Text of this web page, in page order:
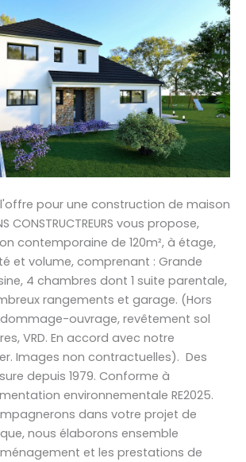
pour une construction de maison
CONSTRUCTREURS vous propose,
contemporaine de 120m², à étage,
et volume, comprenant : Grande
4 chambres dont 1 suite parentale,
rangements et garage. (Hors
ouvrage, revêtement sol
VRD. En accord avec notre
Images non contractuelles). Des
depuis 1979. Conforme à
environnementale RE2025.
dans votre projet de
nous élaborons ensemble
et les prestations de